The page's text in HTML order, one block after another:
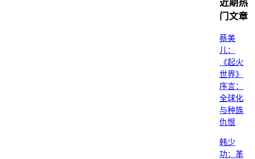
近期热
门文章
蔡美
儿：
《起火
世界》
序言：
全球化
与种族
仇恨
韩少
功：革